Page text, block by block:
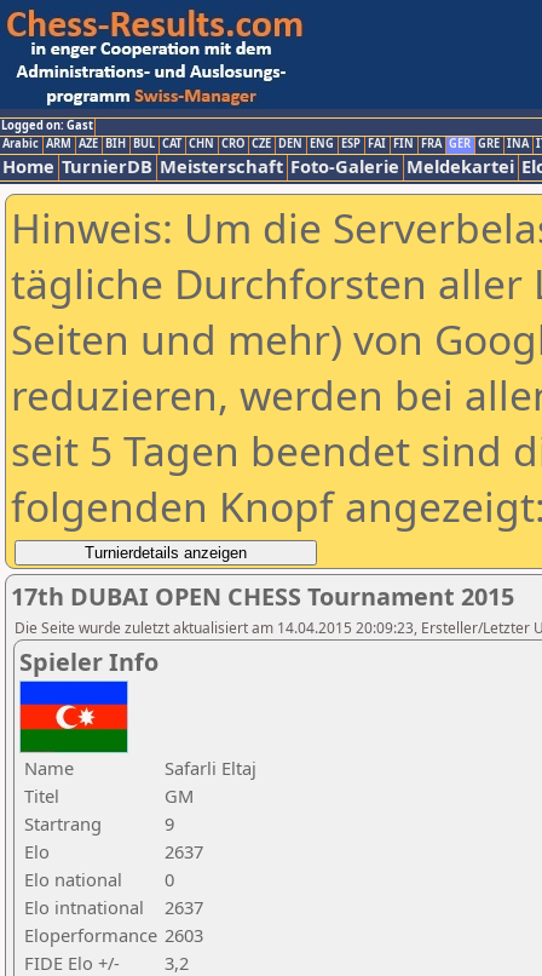
Logged on: Gast
Arabic ARM AZE BIH BUL CAT CHN CRO CZE DEN ENG ESP FAI FIN FRA GER GRE INA
Home TurnierDB Meisterschaft Foto-Galerie Meldekartei
Hinweis: Um die
tägliche Durchforsten aller
Seiten und mehr) von
reduzieren, werden bei
seit 5 Tagen beendet sind
folgenden Knopf
17th DUBAI OPEN CHESS Tournament 2015
Die Seite wurde zuletzt aktualisiert am 14.04.2015 20:09:23, Ersteller/Letzter
Spieler Info
Name
Safarli Eltaj
Titel
GM
Startrang
9
Elo
2637
Elo national
0
Elo intnational
2637
Eloperformance 2603
FIDE Elo +/-
3,2